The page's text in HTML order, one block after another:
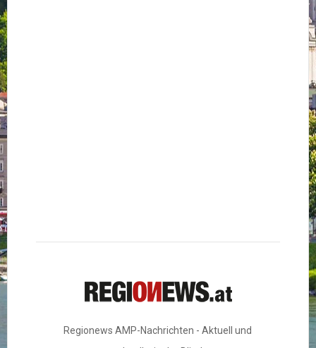
Regionews AMP-Nachrichten - Aktuell und